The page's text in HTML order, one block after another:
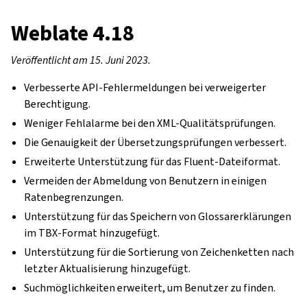
Weblate 4.18
Veröffentlicht am 15. Juni 2023.
Verbesserte API-Fehlermeldungen bei verweigerter
Berechtigung.
Weniger Fehlalarme bei den XML-Qualitätsprüfungen.
Die Genauigkeit der Übersetzungsprüfungen verbessert.
Erweiterte Unterstützung für das Fluent-Dateiformat.
Vermeiden der Abmeldung von Benutzern in einigen
Ratenbegrenzungen.
Unterstützung für das Speichern von Glossarerklärungen
im TBX-Format hinzugefügt.
Unterstützung für die Sortierung von Zeichenketten nach
letzter Aktualisierung hinzugefügt.
Suchmöglichkeiten erweitert, um Benutzer zu finden.